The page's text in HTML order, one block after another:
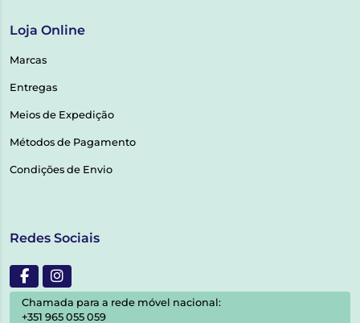
Loja Online
Marcas
Entregas
Meios de Expedição
Métodos de Pagamento
Condições de Envio
Redes Sociais
Chamada para a rede móvel nacional:
+351 965 055 059